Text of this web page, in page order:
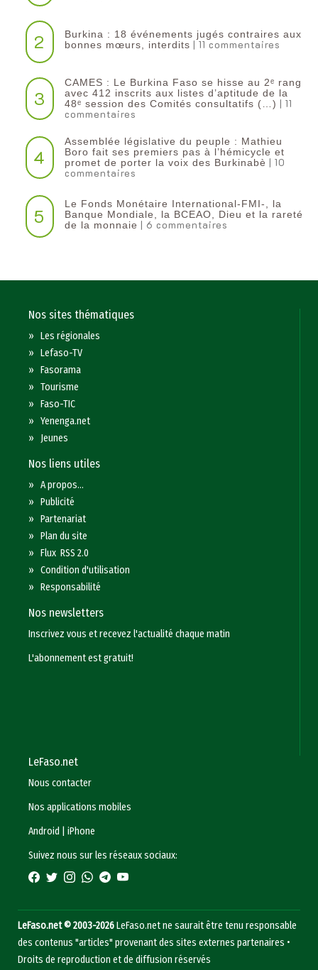
2
Burkina : 18 événements jugés contraires aux
bonnes mœurs, interdits | 11 commentaires
3
CAMES : Le Burkina Faso se hisse au 2ᵉ rang
avec 412 inscrits aux listes d’aptitude de la
48ᵉ session des Comités consultatifs (…) | 11
commentaires
4
Assemblée législative du peuple : Mathieu
Boro fait ses premiers pas à l’hémicycle et
promet de porter la voix des Burkinabè | 10
commentaires
5
Le Fonds Monétaire International-FMI-, la
Banque Mondiale, la BCEAO, Dieu et la rareté
de la monnaie | 6 commentaires
Nos sites thématiques
»Les régionales
»Lefaso-TV
»Fasorama
»Tourisme
»Faso-TIC
»Yenenga.net
» Jeunes
Nos liens utiles
»A propos...
»Publicité
»Partenariat
»Plan du site
»Flux RSS 2.0
»Condition d'utilisation
»Responsabilité
Nos newsletters
Inscrivez vous et recevez l'actualité chaque matin
L'abonnement est gratuit!
LeFaso.net
Nous contacter
Nos applications mobiles
Android
|iPhone
Suivez nous sur les réseaux sociaux:
LeFaso.net © 2003-2026LeFaso.net ne saurait être tenu responsable
des contenus "articles" provenant des sites externes partenaires •
Droits de reproduction et de diffusion réservés